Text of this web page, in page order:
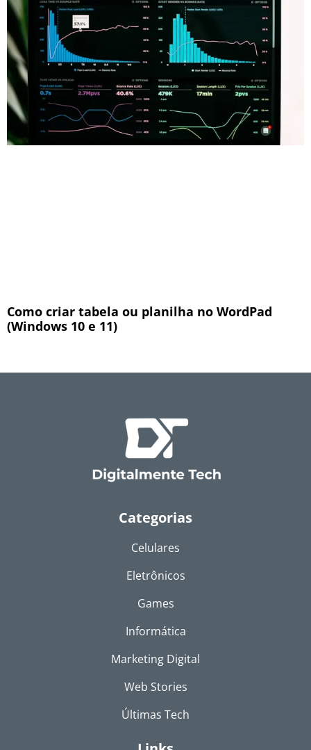
Como criar tabela ou planilha no WordPad
(Windows 10 e 11)
Categorias
Celulares
Eletrônicos
Games
Informática
Marketing Digital
Web Stories
Últimas Tech